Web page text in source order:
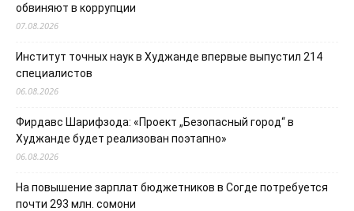
обвиняют в коррупции
07.08.2026
Институт точных наук в Худжанде впервые выпустил 214
специалистов
06.08.2026
Фирдавс Шарифзода: «Проект „Безопасный город“ в
Худжанде будет реализован поэтапно»
06.08.2026
На повышение зарплат бюджетников в Согде потребуется
почти 293 млн. сомони